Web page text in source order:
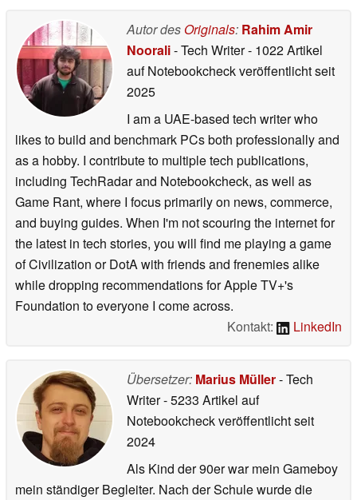
Autor des Originals: Rahim Amir
Noorali- Tech Writer- 1022 Artikel
auf Notebookcheck veröffentlichtseit
2025
I am a UAE-based tech writer who
likes to build and benchmark PCs both professionally and
as a hobby. I contribute to multiple tech publications,
including TechRadar and Notebookcheck, as well as
Game Rant, where I focus primarily on news, commerce,
and buying guides. When I'm not scouring the internet for
the latest in tech stories, you will find me playing a game
of Civilization or DotA with friends and frenemies alike
while dropping recommendations for Apple TV+'s
Foundation to everyone I come across.
Kontakt:
LinkedIn
Übersetzer: Marius Müller- Tech
Writer- 5233 Artikel auf
Notebookcheck veröffentlichtseit
2024
Als Kind der 90er war mein Gameboy
mein ständiger Begleiter. Nach der Schule wurde die